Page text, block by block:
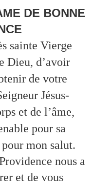
DE BONNE
sainte Vierge
Dieu, d’avoir
de votre
Jésus-
et de l’âme,
pour sa
mon salut.
nous a
et de vous